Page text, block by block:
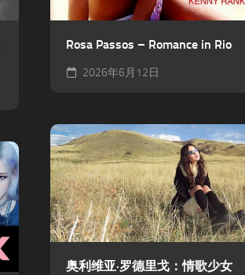
Rosa Passos – Romance in Rio
2026年6月12日
奥利维亚·罗德里戈：情歌少女